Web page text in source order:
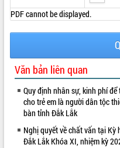
PDF cannot be displayed.
Văn bản liên quan
Quy định nhân sự, kinh phí
cho trẻ em là người dân tộc
bàn tỉnh Đắk Lắk
Nghị quyết về chất vấn tại
Đắk Lắk Khóa XI, nhiệm kỳ